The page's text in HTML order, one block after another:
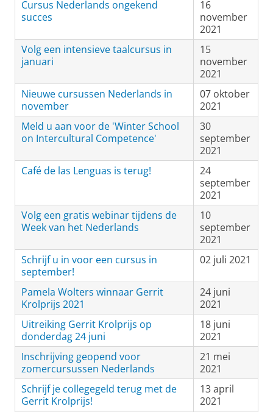
Cursus Nederlands ongekend
succes
16
november
2021
Volg een intensieve taalcursus in
januari
15
november
2021
Nieuwe cursussen Nederlands in
november
07 oktober
2021
Meld u aan voor de 'Winter School
on Intercultural Competence'
30
september
2021
Café de las Lenguas is terug!
24
september
2021
Volg een gratis webinar tijdens de
Week van het Nederlands
10
september
2021
Schrijf u in voor een cursus in
september!
02 juli 2021
Pamela Wolters winnaar Gerrit
Krolprijs 2021
24 juni
2021
Uitreiking Gerrit Krolprijs op
donderdag 24 juni
18 juni
2021
Inschrijving geopend voor
zomercursussen Nederlands
21 mei
2021
Schrijf je collegegeld terug met de
Gerrit Krolprijs!
13 april
2021